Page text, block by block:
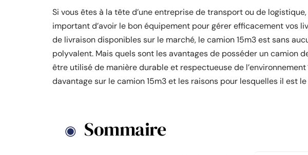
Si vous êtes à la tête d’une entreprise de transport ou de
important d’avoir le bon équipement pour gérer efficacement vos
de livraison disponibles sur le marché, le camion 15m3 est sans
polyvalent. Mais quels sont les avantages de posséder un camion
être utilisé de manière durable et respectueuse de
davantage sur le camion 15m3 et les raisons pour lesquelles il est
Sommaire